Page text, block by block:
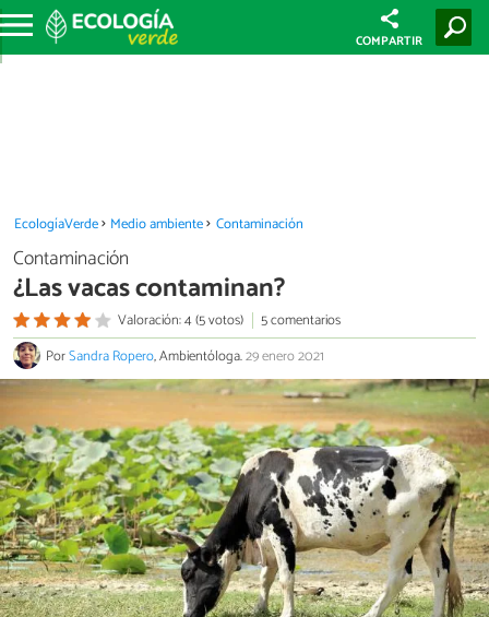
COMPARTIR
EcologíaVerde Medio ambiente Contaminación
Contaminación
¿Las vacas contaminan?
Valoración: 4 (5 votos)
5 comentarios
PorSandra Ropero, Ambientóloga.29 enero 2021